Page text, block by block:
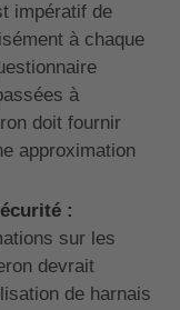
impératif de
à chaque
à
doit fournir
approximation
:
sur les
devrait
de harnais